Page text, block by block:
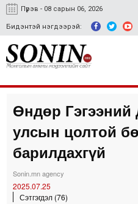
Пүрэв - 08 сарын 06, 2026
Бидэнтэй нэгдээрэй:
Улс төр,
Гэмт
Өндөр
улсын цолтой
барилдахгүй
Sonin.mn agency
2025.07.25
Сэтгэгдэл (76)